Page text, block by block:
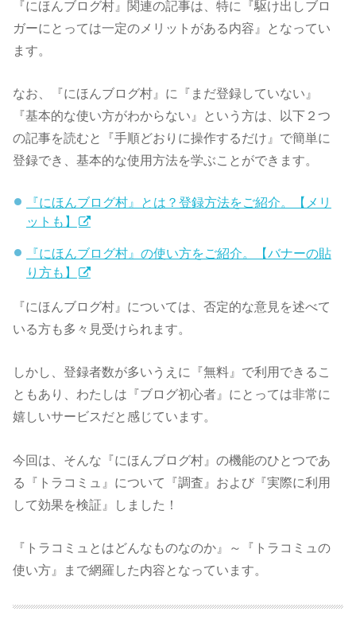
『にほんブログ村』関連の記事は、特に『駆け出しブロ
ガーにとっては一定のメリットがある内容』となってい
ます。
なお、『にほんブログ村』に『まだ登録していない』
『基本的な使い方がわからない』という方は、以下２つ
の記事を読むと『手順どおりに操作するだけ』で簡単に
登録でき、基本的な使用方法を学ぶことができます。
『にほんブログ村』とは？登録方法をご紹介。【メリ
ットも】
『にほんブログ村』の使い方をご紹介。【バナーの貼
り方も】
『にほんブログ村』については、否定的な意見を述べて
いる方も多々見受けられます。
しかし、登録者数が多いうえに『無料』で利用できるこ
ともあり、わたしは『ブログ初心者』にとっては非常に
嬉しいサービスだと感じています。
今回は、そんな『にほんブログ村』の機能のひとつであ
る『トラコミュ』について『調査』および『実際に利用
して効果を検証』しました！
『トラコミュとはどんなものなのか』～『トラコミュの
使い方』まで網羅した内容となっています。